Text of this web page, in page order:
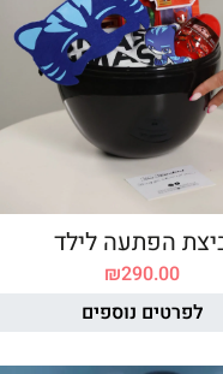
הפתעה לילד
₪290.00
לפרטים נוספים